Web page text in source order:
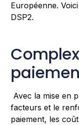
Européenne.
DSP2.
Avec la mise en
facteurs et le
paiement, les